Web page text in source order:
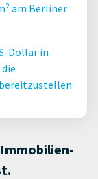
am Berliner
Dollar in